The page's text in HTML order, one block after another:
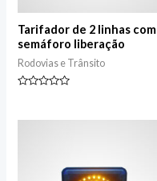
Tarifador de 2 linhas com
semáforo liberação
Rodovias e Trânsito